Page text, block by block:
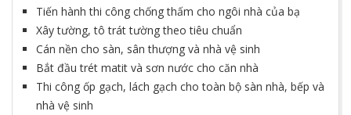
Tiến hành thi công chống thấm cho ngôi nhà của bạ
Xây tường, tô trát tường theo tiêu chuẩn
Cán nền cho sàn, sân thượng và nhà vệ sinh
Bắt đầu trét matit và sơn nước cho căn nhà
Thi công ốp gạch, lách gạch cho toàn bộ sàn nhà, bếp và
nhà vệ sinh